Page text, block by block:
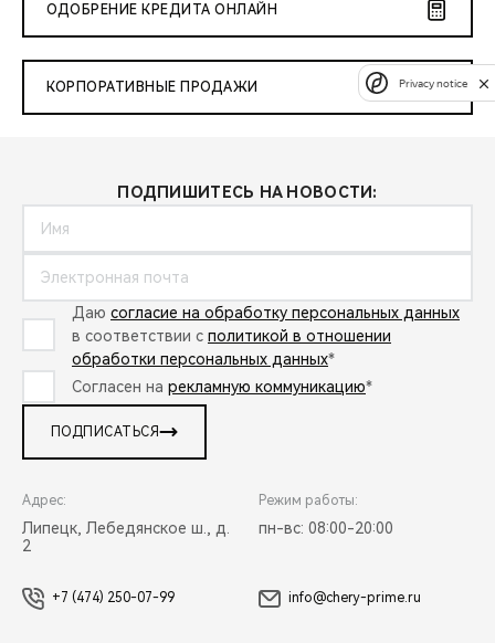
ОДОБРЕНИЕ КРЕДИТА ОНЛАЙН
КОРПОРАТИВНЫЕ ПРОДАЖИ
ПОДПИШИТЕСЬ НА НОВОСТИ:
Даю согласие на обработку персональных данных
в соответствии с политикой в отношении
обработки персональных данных*
Согласен на рекламную коммуникацию*
ПОДПИСАТЬСЯ
Адрес:
Липецк, Лебедянское ш., д.
2
Режим работы:
пн-вс: 08:00-20:00
+7 (474) 250-07-99 info@chery-prime.ru
Privacy notice